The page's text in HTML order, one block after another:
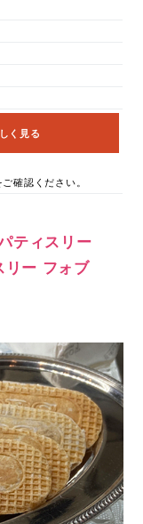
く見る
確認ください。
ティスリー
リー フォブ